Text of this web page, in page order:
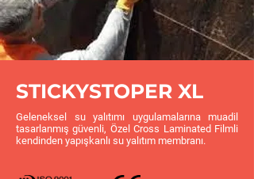
STICKYSTOPER XL
Geleneksel su yalıtımı uygulamalarına muadil
tasarlanmış güvenli, Özel Cross Laminated Filmli
kendinden yapışkanlı su yalıtım membranı.